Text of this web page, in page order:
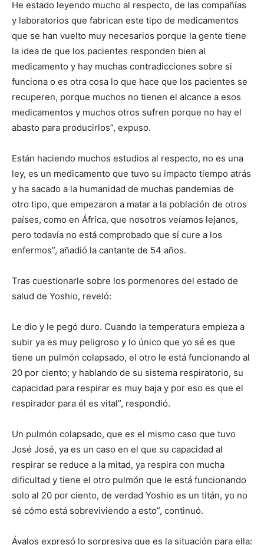
He estado leyendo mucho al respecto, de las compañías
y laboratorios que fabrican este tipo de medicamentos
que se han vuelto muy necesarios porque la gente tiene
la idea de que los pacientes responden bien al
medicamento y hay muchas contradicciones sobre si
funciona o es otra cosa lo que hace que los pacientes se
recuperen, porque muchos no tienen el alcance a esos
medicamentos y muchos otros sufren porque no hay el
abasto para producirlos”, expuso.
Están haciendo muchos estudios al respecto, no es una
ley, es un medicamento que tuvo su impacto tiempo atrás
y ha sacado a la humanidad de muchas pandemias de
otro tipo, que empezaron a matar a la población de otros
países, como en África, que nosotros veíamos lejanos,
pero todavía no está comprobado que sí cure a los
enfermos”, añadió la cantante de 54 años.
Tras cuestionarle sobre los pormenores del estado de
salud de Yoshio, reveló:
Le dio y le pegó duro. Cuando la temperatura empieza a
subir ya es muy peligroso y lo único que yo sé es que
tiene un pulmón colapsado, el otro le está funcionando al
20 por ciento; y hablando de su sistema respiratorio, su
capacidad para respirar es muy baja y por eso es que el
respirador para él es vital”, respondió.
Un pulmón colapsado, que es el mismo caso que tuvo
José José, ya es un caso en el que su capacidad al
respirar se reduce a la mitad, ya respira con mucha
dificultad y tiene el otro pulmón que le está funcionando
solo al 20 por ciento, de verdad Yoshio es un titán, yo no
sé cómo está sobreviviendo a esto”, continuó.
Ávalos expresó lo sorpresiva que es la situación para ella: